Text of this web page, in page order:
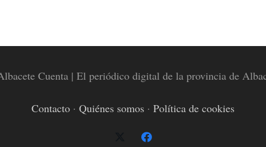
Cuenta | El periódico digital de la provincia de
Contacto · Quiénes somos · Política de cookies